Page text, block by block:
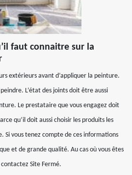
faut connaitre sur la
extérieurs avant d’appliquer la peinture.
L’état des joints doit être aussi
Le prestataire que vous engagez doit
qu’il doit aussi choisir les produits les
Si vous tenez compte de ces informations
et de grande qualité. Au cas où vous êtes
Site Fermé.